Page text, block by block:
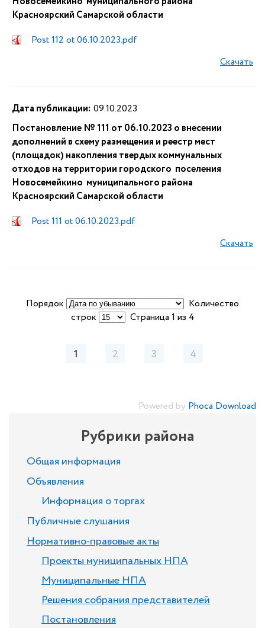
Красноярский Самарской области
Post 112 ot 06.10.2023.pdf
Скачать
Дата публикации: 09.10.2023
Постановление № 111 от 06.10.2023 о внесении
дополнений в схему размещения и реестр мест
(площадок) накопления твердых коммунальных
отходов на территории городского поселения
Новосемейкино муниципального района
Красноярский Самарской области
Post 111 ot 06.10.2023.pdf
Скачать
Порядок
Количество
строк
Страница 1 из 4
1 2 3 4
Powered by Phoca Download
Рубрики района
Общая информация
Объявления
Информация о торгах
Публичные слушания
Нормативно-правовые акты
Проекты муниципальных НПА
Муниципальные НПА
Решения собрания представителей
Постановления